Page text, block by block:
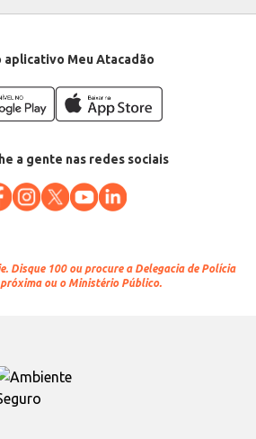
aplicativo Meu Atacadão
a gente nas redes sociais
Disque 100 ou procure a Delegacia de Polícia
ou o Ministério Público.